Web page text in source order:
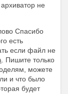
не
Спасибо
есть
если файл не
. Пишите только
можете
и что было
будет